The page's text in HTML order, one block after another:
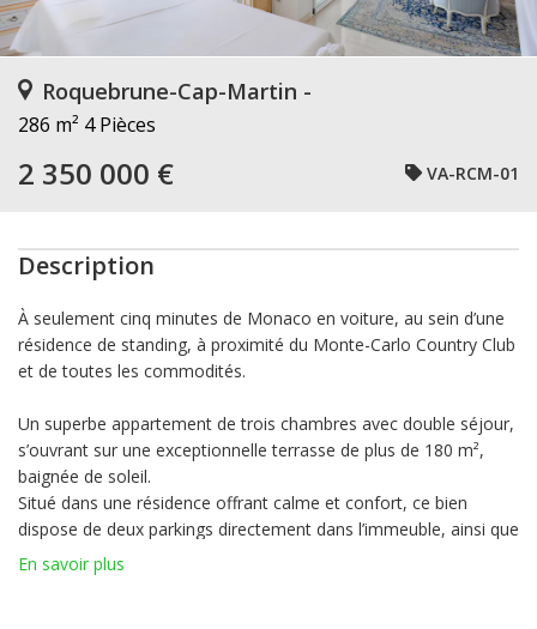
Roquebrune-Cap-Martin -
286 m² 4 Pièces
2 350 000 € VA-RCM-01
Description
À seulement cinq minutes de Monaco en voiture, au sein d’une
résidence de standing, à proximité du Monte-Carlo Country Club
et de toutes les commodités.
Un superbe appartement de trois chambres avec double séjour,
s’ouvrant sur une exceptionnelle terrasse de plus de 180 m²,
baignée de soleil.
Situé dans une résidence offrant calme et confort, ce bien
dispose de deux parkings directement dans l’immeuble, ainsi que
d’une grande cave et d’un accès privé. Un appartement unique, à
quelques pas de Monaco.
En savoir plus